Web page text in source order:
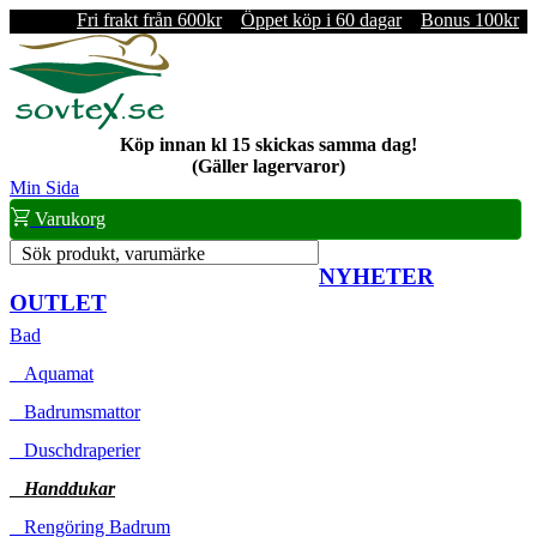
Fri frakt från 600kr Öppet köp i 60 dagar Bonus 100kr
Köp innan kl 15 skickas samma dag!
(Gäller lagervaror)
Min Sida
Varukorg
Sök produkt, varumärke
NYHETER
OUTLET
Bad
Aquamat
Badrumsmattor
Duschdraperier
Handdukar
Rengöring Badrum